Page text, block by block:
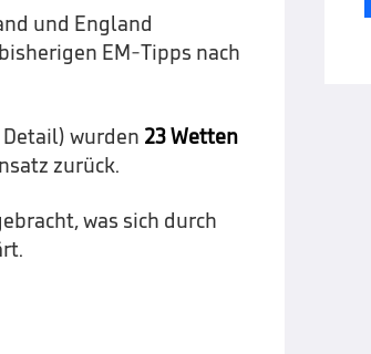
und England
EM-Tipps nach
wurden 23 Wetten
zurück.
was sich durch